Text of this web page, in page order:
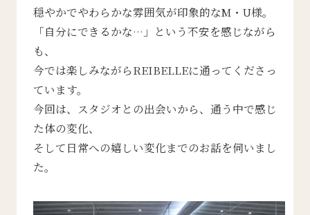
穏やかでやわらかな雰囲気が印象的なM・U様。
「自分にできるかな…」という不安を感じながら
も、
今では楽しみながらREIBELLEに通ってくださっ
ています。
今回は、スタジオとの出会いから、通う中で感じ
た体の変化、
そして日常への嬉しい変化までのお話を伺いまし
た。